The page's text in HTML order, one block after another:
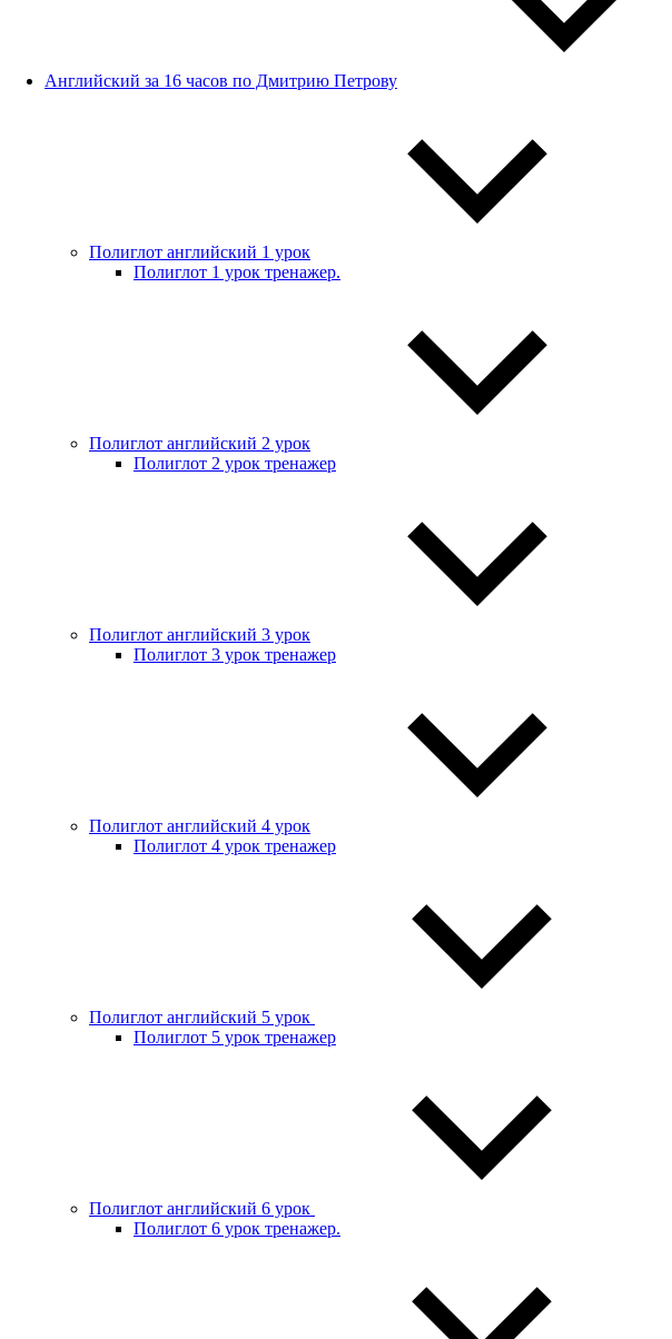
Английский за 16 часов по Дмитрию Петрову
Полиглот английский 1 урок
Полиглот 1 урок тренажер.
Полиглот английский 2 урок
Полиглот 2 урок тренажер
Полиглот английский 3 урок
Полиглот 3 урок тренажер
Полиглот английский 4 урок
Полиглот 4 урок тренажер
Полиглот английский 5 урок
Полиглот 5 урок тренажер
Полиглот английский 6 урок
Полиглот 6 урок тренажер.